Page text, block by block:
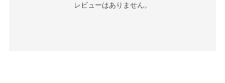
レビューはありません。